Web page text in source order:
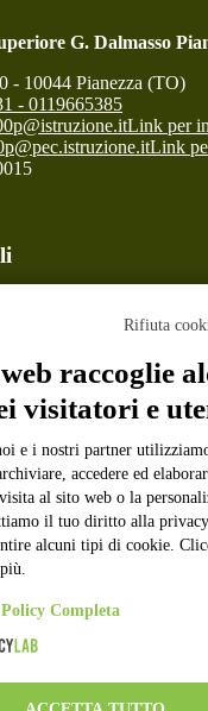
G. Dalmasso
- 10044 Pianezza (TO)
- 0119665385
Link per
Link
con il Pubblico
accessibilità
cookie
trasparente
284423volte
and powered by
Publishing & New
Rifiuta
raccoglie
visitatori e
e i nostri partner
accedere ed
al sito web o la
il tuo diritto alla
alcuni tipi di cookie.
Completa